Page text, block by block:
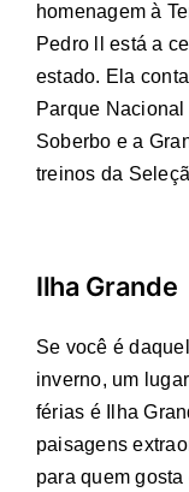
homenagem à
Pedro ll está a
estado. Ela
Parque
Soberbo e a
treinos da
Ilha Grande
Se você é
inverno, um
férias é Ilha
paisagens
para quem